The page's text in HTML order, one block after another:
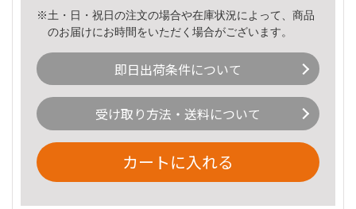
※土・日・祝日の注文の場合や在庫状況によって、商品
のお届けにお時間をいただく場合がございます。
即日出荷条件について
受け取り方法・送料について
カートに入れる